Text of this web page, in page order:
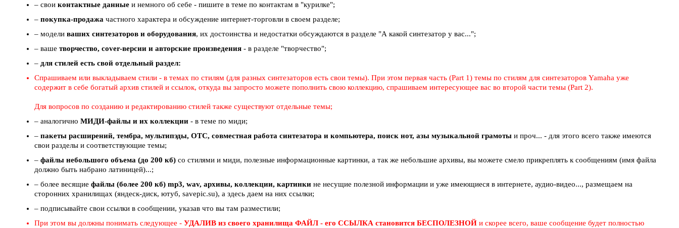
– свои контактные данные и немного об себе - пишите в теме по контактам в "курилке";
– покупка-продажа частного характера и обсуждение интернет-торговли в своем разделе;
– модели ваших синтезаторов и оборудования, их достоинства и недостатки обсуждаются в разделе "А какой синтезатор у вас...";
– ваше творчество, cover-версии и авторские произведения - в разделе "творчество";
– для стилей есть свой отдельный раздел:
Спрашиваем или выкладываем стили - в темах по стилям (для разных синтезаторов есть свои темы). При этом первая часть (Part 1) темы по стилям для синтезаторов Yamaha уже
содержит в себе богатый архив стилей и ссылок, откуда вы запросто можете пополнить свою коллекцию, спрашиваем интересующее вас во второй части темы (Part 2).
Для вопросов по созданию и редактированию стилей также существуют отдельные темы;
– аналогично МИДИ-файлы и их коллекции - в теме по миди;
– пакеты расширений, тембра, мультипэды, ОТС, совместная работа синтезатора и компьютера, поиск нот, азы музыкальной грамоты и проч... - для этого всего также имеются
свои разделы и соответствующие темы;
– файлы небольшого объема (до 200 кб) со стилями и миди, полезные информационные картинки, а так же небольшие архивы, вы можете смело прикреплять к сообщениям (имя файла
должно быть набрано латиницей)...;
– более весящие файлы (более 200 кб) mp3, wav, архивы, коллекции, картинки не несущие полезной информации и уже имеющиеся в интернете, аудио-видео..., размещаем на
сторонних хранилищах (яндеск-диск, ютуб, savepic.su), а здесь даем на них ссылки;
– подписывайте свои ссылки в сообщении, указав что вы там разместили;
При этом вы должны понимать следующее - УДАЛИВ из своего хранилища ФАЙЛ - его ССЫЛКА становится БЕСПОЛЕЗНОЙ и скорее всего, ваше сообщение будет полностью